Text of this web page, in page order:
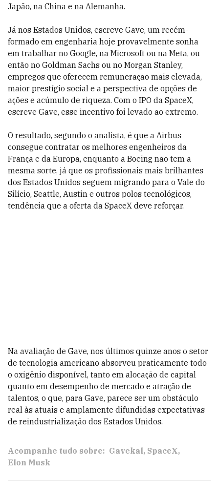
Japão, na China e na Alemanha.
Já nos Estados Unidos, escreve Gave, um recém-
formado em engenharia hoje provavelmente sonha
em trabalhar no Google, na Microsoft ou na Meta, ou
então no Goldman Sachs ou no Morgan Stanley,
empregos que oferecem remuneração mais elevada,
maior prestígio social e a perspectiva de opções de
ações e acúmulo de riqueza. Com o IPO da SpaceX,
escreve Gave, esse incentivo foi levado ao extremo.
O resultado, segundo o analista, é que a Airbus
consegue contratar os melhores engenheiros da
França e da Europa, enquanto a Boeing não tem a
mesma sorte, já que os profissionais mais brilhantes
dos Estados Unidos seguem migrando para o Vale do
Silício, Seattle, Austin e outros polos tecnológicos,
tendência que a oferta da SpaceX deve reforçar.
Na avaliação de Gave, nos últimos quinze anos o setor
de tecnologia americano absorveu praticamente todo
o oxigênio disponível, tanto em alocação de capital
quanto em desempenho de mercado e atração de
talentos, o que, para Gave, parece ser um obstáculo
real às atuais e amplamente difundidas expectativas
de reindustrialização dos Estados Unidos.
Acompanhe tudo sobre: Gavekal SpaceX
Elon Musk